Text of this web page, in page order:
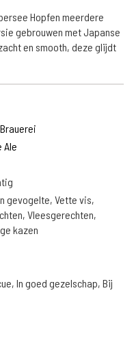
Hopfen meerdere
gebrouwen met Japanse
en smooth, deze glijdt
Ale
gevogelte, Vette vis,
Vleesgerechten,
kazen
In goed gezelschap, Bij